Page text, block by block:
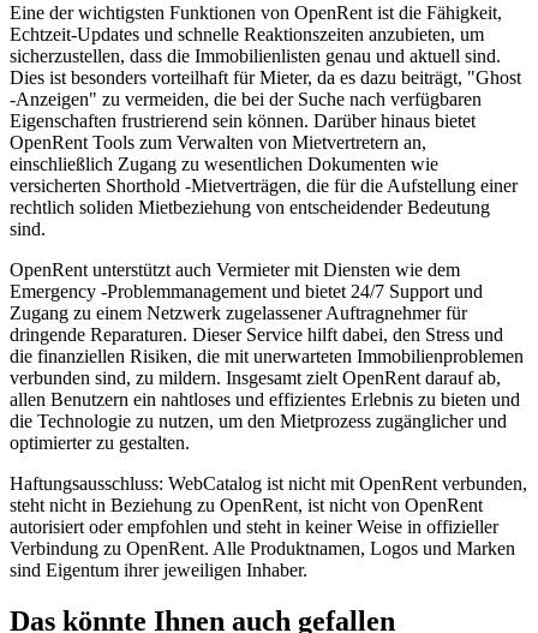
Eine der wichtigsten Funktionen von OpenRent ist die Fähigkeit,
Echtzeit-Updates und schnelle Reaktionszeiten anzubieten, um
sicherzustellen, dass die Immobilienlisten genau und aktuell sind.
Dies ist besonders vorteilhaft für Mieter, da es dazu beiträgt, "Ghost
-Anzeigen" zu vermeiden, die bei der Suche nach verfügbaren
Eigenschaften frustrierend sein können. Darüber hinaus bietet
OpenRent Tools zum Verwalten von Mietvertretern an,
einschließlich Zugang zu wesentlichen Dokumenten wie
versicherten Shorthold -Mietverträgen, die für die Aufstellung einer
rechtlich soliden Mietbeziehung von entscheidender Bedeutung
sind.
OpenRent unterstützt auch Vermieter mit Diensten wie dem
Emergency -Problemmanagement und bietet 24/7 Support und
Zugang zu einem Netzwerk zugelassener Auftragnehmer für
dringende Reparaturen. Dieser Service hilft dabei, den Stress und
die finanziellen Risiken, die mit unerwarteten Immobilienproblemen
verbunden sind, zu mildern. Insgesamt zielt OpenRent darauf ab,
allen Benutzern ein nahtloses und effizientes Erlebnis zu bieten und
die Technologie zu nutzen, um den Mietprozess zugänglicher und
optimierter zu gestalten.
Haftungsausschluss: WebCatalog ist nicht mit OpenRent verbunden,
steht nicht in Beziehung zu OpenRent, ist nicht von OpenRent
autorisiert oder empfohlen und steht in keiner Weise in offizieller
Verbindung zu OpenRent. Alle Produktnamen, Logos und Marken
sind Eigentum ihrer jeweiligen Inhaber.
Das könnte Ihnen auch gefallen